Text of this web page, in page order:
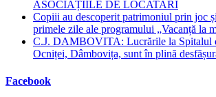
ASOCIAȚIILE DE LOCATARI
Copiii au descoperit patrimoniul prin joc
primele zile ale programului „Vacanță la
C.J. DAMBOVITA: Lucrările la Spitalul
Ocniței, Dâmbovița, sunt în plină
Facebook